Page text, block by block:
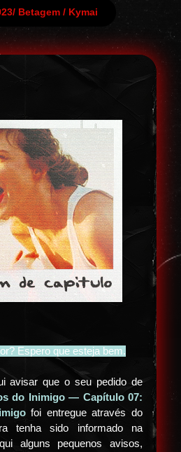
/ Betagem / Kymai
Espero que esteja bem.
avisar que o seu pedido de
do Inimigo — Capítulo 07:
foi entregue através do
tenha sido informado na
alguns pequenos avisos,